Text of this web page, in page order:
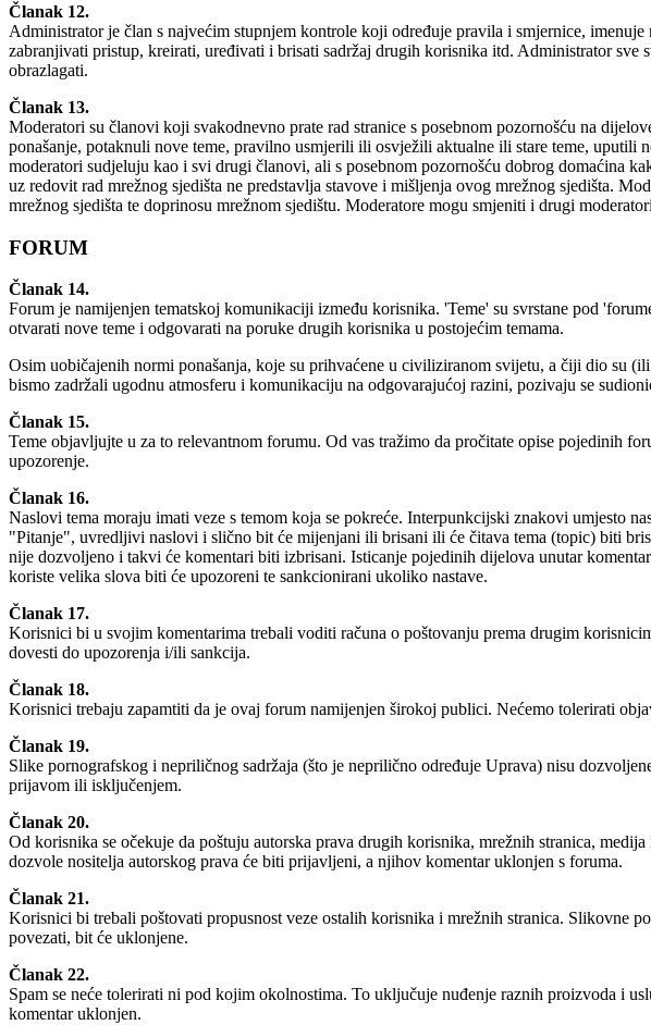
Članak 12.
Administrator je član s najvećim stupnjem kontrole koji određuje pravila i smjernice,
zabranjivati pristup, kreirati, uređivati i brisati sadržaj drugih korisnika itd. Administrator
obrazlagati.
Članak 13.
Moderatori su članovi koji svakodnevno prate rad stranice s posebnom pozornošću na
ponašanje, potaknuli nove teme, pravilno usmjerili ili osvježili aktualne ili stare teme,
moderatori sudjeluju kao i svi drugi članovi, ali s posebnom pozornošću dobrog domaćina
uz redovit rad mrežnog sjedišta ne predstavlja stavove i mišljenja ovog mrežnog sjedišta.
mrežnog sjedišta te doprinosu mrežnom sjedištu. Moderatore mogu smjeniti i drugi
FORUM
Članak 14.
Forum je namijenjen tematskoj komunikaciji između korisnika. 'Teme' su svrstane pod
otvarati nove teme i odgovarati na poruke drugih korisnika u postojećim temama.
Osim uobičajenih normi ponašanja, koje su prihvaćene u civiliziranom svijetu, a čiji dio su
bismo zadržali ugodnu atmosferu i komunikaciju na odgovarajućoj razini, pozivaju se
Članak 15.
Teme objavljujte u za to relevantnom forumu. Od vas tražimo da pročitate opise pojedinih
upozorenje.
Članak 16.
Naslovi tema moraju imati veze s temom koja se pokreće. Interpunkcijski znakovi umjesto
"Pitanje", uvredljivi naslovi i slično bit će mijenjani ili brisani ili će čitava tema (topic) biti
nije dozvoljeno i takvi će komentari biti izbrisani. Isticanje pojedinih dijelova unutar
koriste velika slova biti će upozoreni te sankcionirani ukoliko nastave.
Članak 17.
Korisnici bi u svojim komentarima trebali voditi računa o poštovanju prema drugim
dovesti do upozorenja i/ili sankcija.
Članak 18.
Korisnici trebaju zapamtiti da je ovaj forum namijenjen širokoj publici. Nećemo tolerirati
Članak 19.
Slike pornografskog i nepriličnog sadržaja (što je neprilično određuje Uprava) nisu
prijavom ili isključenjem.
Članak 20.
Od korisnika se očekuje da poštuju autorska prava drugih korisnika, mrežnih stranica,
dozvole nositelja autorskog prava će biti prijavljeni, a njihov komentar uklonjen s foruma.
Članak 21.
Korisnici bi trebali poštovati propusnost veze ostalih korisnika i mrežnih stranica. Slikovne
povezati, bit će uklonjene.
Članak 22.
Spam se neće tolerirati ni pod kojim okolnostima. To uključuje nuđenje raznih proizvoda i
komentar uklonjen.